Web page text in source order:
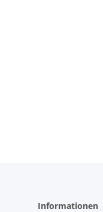
Informationen